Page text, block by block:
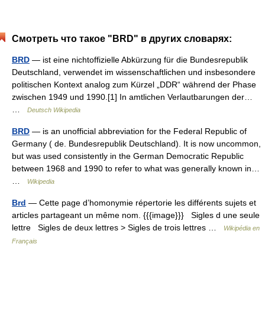
Смотреть что такое "BRD" в других словарях:
BRD — ist eine nichtoffizielle Abkürzung für die Bundesrepublik
Deutschland, verwendet im wissenschaftlichen und insbesondere
politischen Kontext analog zum Kürzel „DDR“ während der Phase
zwischen 1949 und 1990.[1] In amtlichen Verlautbarungen der…
Deutsch Wikipedia
BRD — is an unofficial abbreviation for the Federal Republic of
Germany ( de. Bundesrepublik Deutschland). It is now uncommon,
but was used consistently in the German Democratic Republic
between 1968 and 1990 to refer to what was generally known in…
Wikipedia
Brd — Cette page d’homonymie répertorie les différents sujets et
articles partageant un même nom. {{{image}}} Sigles d une seule
lettre Sigles de deux lettres > Sigles de trois lettres …
Wikipédia en
Français